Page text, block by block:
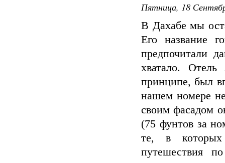
Пятница, 18
В Дахабе мы
Его название
предпочитали
хватало.
принципе, был
нашем номере
своим фасадом
(75 фунтов за
те, в которых
путешествия